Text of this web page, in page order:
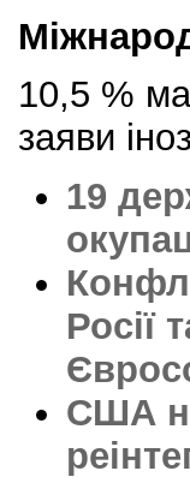
10,5 %
заяви
19
Росії
США